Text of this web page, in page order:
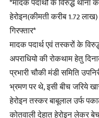
*मादक पदार्थों के विरुद्ध थाना
हेरोइन(कीमती करीब 1.72
गिरफ्तार*
मादक पदार्थ एवं तस्करों के
अपराधियो की रोकथाम हेतु
प्रभारी चौकी मंडी समिति
भ्रमण पर थे, इसी बीच जरिये
हेरोइन तस्कर बाबूलाल उर्फ
कोतवाली देहात हेरोइन लेकर